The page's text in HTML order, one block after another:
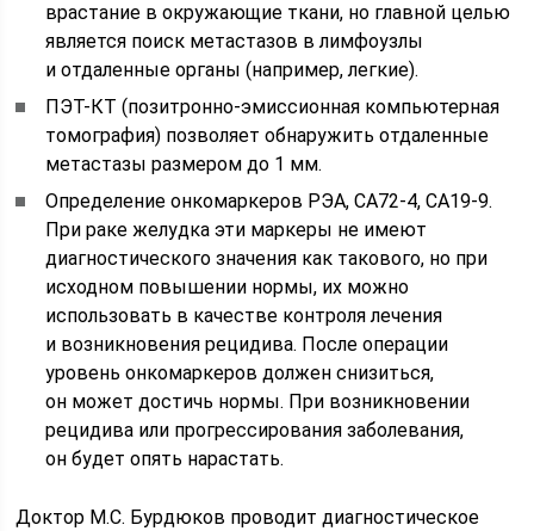
врастание в окружающие ткани, но главной целью
является поиск метастазов в лимфоузлы
и отдаленные органы (например, легкие).
ПЭТ-КТ (позитронно-эмиссионная компьютерная
томография) позволяет обнаружить отдаленные
метастазы размером до 1 мм.
Определение онкомаркеров РЭА, СА72-4, СА19-9.
При раке желудка эти маркеры не имеют
диагностического значения как такового, но при
исходном повышении нормы, их можно
использовать в качестве контроля лечения
и возникновения рецидива. После операции
уровень онкомаркеров должен снизиться,
он может достичь нормы. При возникновении
рецидива или прогрессирования заболевания,
он будет опять нарастать.
Доктор М.С. Бурдюков проводит диагностическое